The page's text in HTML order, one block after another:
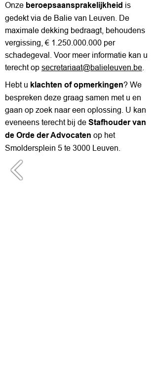
Onze beroepsaansprakelijkheid is
gedekt via de Balie van Leuven. De
maximale dekking bedraagt, behoudens
vergissing, € 1.250.000.000 per
schadegeval. Voor meer informatie kan u
terecht op secretariaat@balieleuven.be
Hebt u klachten of opmerkingen? We
bespreken deze graag samen met u en
gaan op zoek naar een oplossing. U kan
eveneens terecht bij de Stafhouder van
de Orde der Advocaten op het
Smoldersplein 5 te 3000 Leuven.